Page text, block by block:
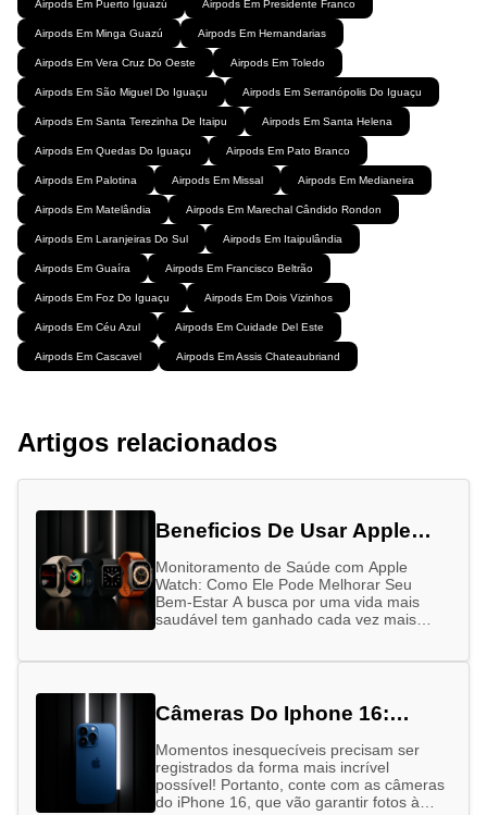
Airpods Em Puerto Iguazú Airpods Em Presidente Franco
Airpods Em Minga Guazú Airpods Em Hernandarias
Airpods Em Vera Cruz Do Oeste Airpods Em Toledo
Airpods Em São Miguel Do Iguaçu Airpods Em Serranópolis Do Iguaçu
Airpods Em Santa Terezinha De Itaipu Airpods Em Santa Helena
Airpods Em Quedas Do Iguaçu Airpods Em Pato Branco
Airpods Em Palotina Airpods Em Missal Airpods Em Medianeira
Airpods Em Matelândia Airpods Em Marechal Cândido Rondon
Airpods Em Laranjeiras Do Sul Airpods Em Itaipulândia
Airpods Em Guaíra Airpods Em Francisco Beltrão
Airpods Em Foz Do Iguaçu Airpods Em Dois Vizinhos
Airpods Em Céu Azul Airpods Em Cuidade Del Este
Airpods Em Cascavel Airpods Em Assis Chateaubriand
Artigos relacionados
Beneficios De Usar Apple
Monitoramento de Saúde com Apple
Watch: Como Ele Pode Melhorar Seu
Bem-Estar A busca por uma vida mais
saudável tem ganhado cada vez mais
Câmeras Do Iphone 16:
Momentos inesquecíveis precisam ser
registrados da forma mais incrível
possível! Portanto, conte com as câmeras
do iPhone 16, que vão garantir fotos à